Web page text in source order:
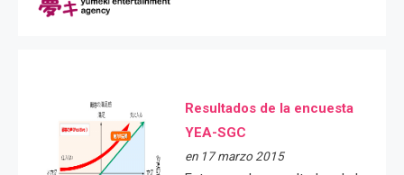
Resultados de la encuesta
YEA-SGC
en 17 marzo 2015